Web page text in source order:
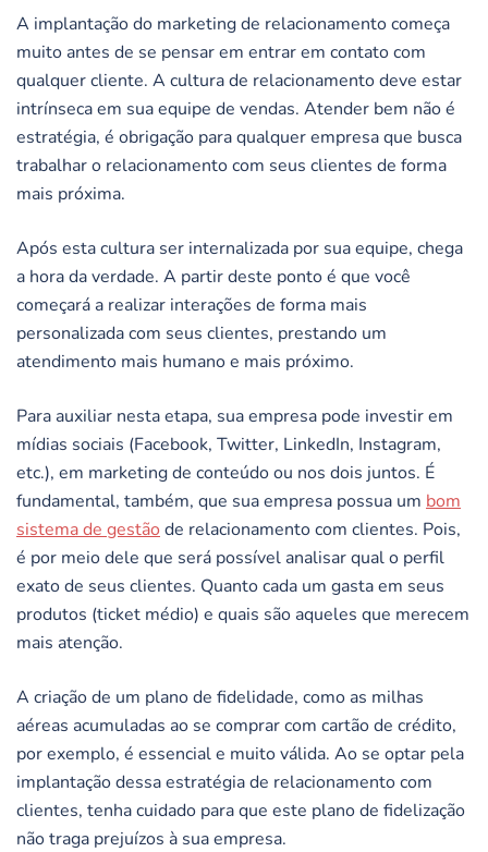
A implantação do marketing de relacionamento começa
muito antes de se pensar em entrar em contato com
qualquer cliente. A cultura de relacionamento deve estar
intrínseca em sua equipe de vendas. Atender bem não é
estratégia, é obrigação para qualquer empresa que busca
trabalhar o relacionamento com seus clientes de forma
mais próxima.
Após esta cultura ser internalizada por sua equipe, chega
a hora da verdade. A partir deste ponto é que você
começará a realizar interações de forma mais
personalizada com seus clientes, prestando um
atendimento mais humano e mais próximo.
Para auxiliar nesta etapa, sua empresa pode investir em
mídias sociais (Facebook, Twitter, LinkedIn, Instagram,
etc.), em marketing de conteúdo ou nos dois juntos. É
fundamental, também, que sua empresa possua um bom
sistema de gestão de relacionamento com clientes. Pois,
é por meio dele que será possível analisar qual o perfil
exato de seus clientes. Quanto cada um gasta em seus
produtos (ticket médio) e quais são aqueles que merecem
mais atenção.
A criação de um plano de fidelidade, como as milhas
aéreas acumuladas ao se comprar com cartão de crédito,
por exemplo, é essencial e muito válida. Ao se optar pela
implantação dessa estratégia de relacionamento com
clientes, tenha cuidado para que este plano de fidelização
não traga prejuízos à sua empresa.